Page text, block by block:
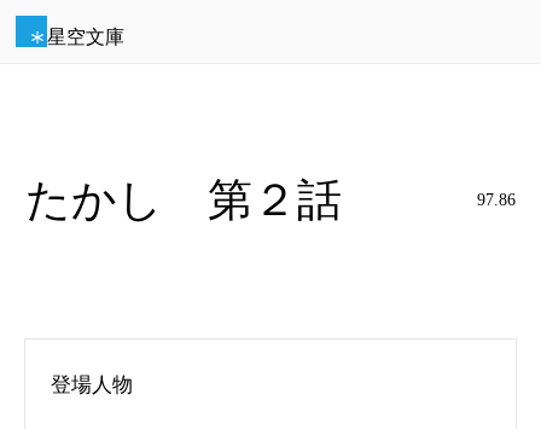
星空文庫
たかし 第２話 97.86
登場人物